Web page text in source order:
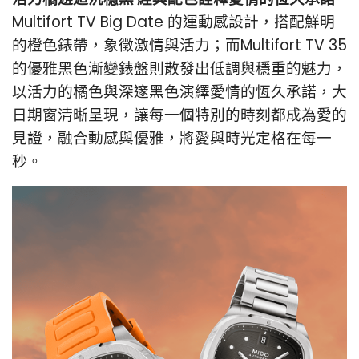
Multifort TV Big Date 的運動感設計，搭配鮮明
的橙色錶帶，象徵激情與活力；而Multifort TV 35
的優雅黑色漸變錶盤則散發出低調與穩重的魅力，
以活力的橘色與深邃黑色演繹愛情的恆久承諾，大
日期窗清晰呈現，讓每一個特別的時刻都成為愛的
見證，融合動感與優雅， 將愛與時光定格在每一
秒。